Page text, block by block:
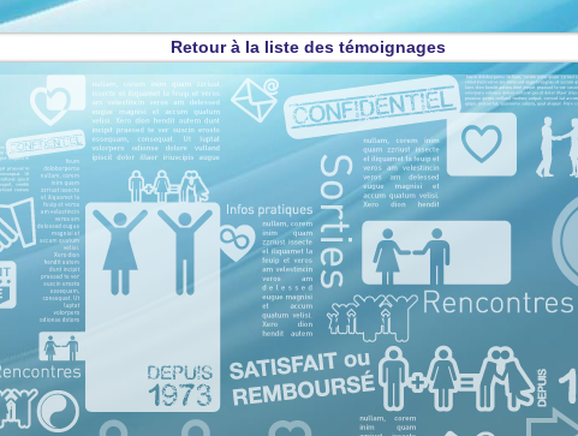
Retour à la liste des témoignages